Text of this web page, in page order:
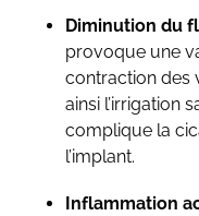
Diminution du
provoque une
contraction des
ainsi l’irrigation
complique la
l’implant.
Inflammation